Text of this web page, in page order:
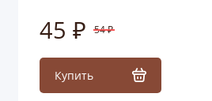
45 ₽ 54 ₽
Купить